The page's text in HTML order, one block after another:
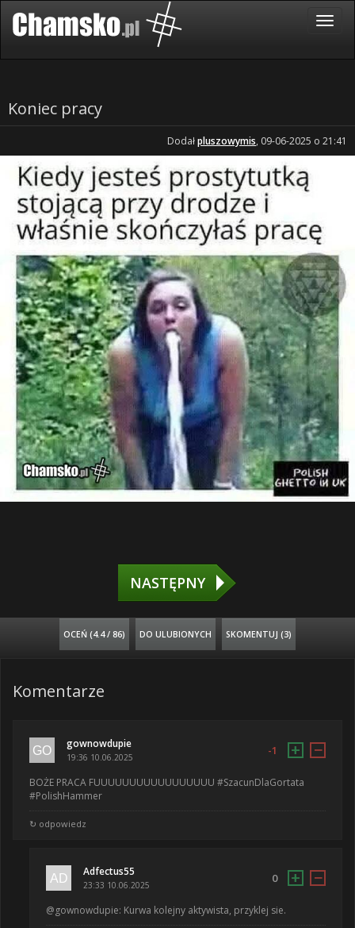
Koniec pracy
Dodałpluszowymis, 09-06-2025 o 21:41
NASTĘPNY
OCEŃ (4.4 / 86) DO ULUBIONYCH SKOMENTUJ (3)
Komentarze
gownowdupie
19:36 10.06.2025
-1 + −
BOŻE PRACA FUUUUUUUUUUUUUUUUU #SzacunDlaGortata
#PolishHammer
↻ odpowiedz
Adfectus55
23:33 10.06.2025
0 + −
@gownowdupie: Kurwa kolejny aktywista, przyklej sie.